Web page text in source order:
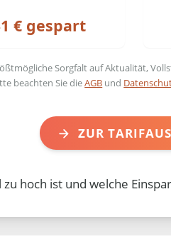
€ gespart
Sorgfalt auf Aktualität,
beachten Sie dieAGB und
ZUR
zu hoch ist und welche